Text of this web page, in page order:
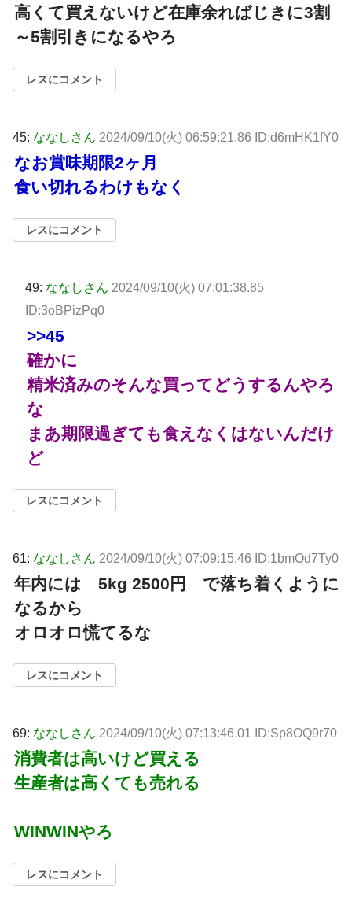
高くて買えないけど在庫余ればじきに3割
～5割引きになるやろ
レスにコメント
45: ななしさん 2024/09/10(火) 06:59:21.86 ID:d6mHK1fY0
なお賞味期限2ヶ月
食い切れるわけもなく
レスにコメント
49: ななしさん 2024/09/10(火) 07:01:38.85
ID:3oBPizPq0
>>45
確かに
精米済みのそんな買ってどうするんやろ
な
まあ期限過ぎても食えなくはないんだけ
ど
レスにコメント
61: ななしさん 2024/09/10(火) 07:09:15.46 ID:1bmOd7Ty0
年内には 5kg 2500円 で落ち着くように
なるから
オロオロ慌てるな
レスにコメント
69: ななしさん 2024/09/10(火) 07:13:46.01 ID:Sp8OQ9r70
消費者は高いけど買える
生産者は高くても売れる
WINWINやろ
レスにコメント